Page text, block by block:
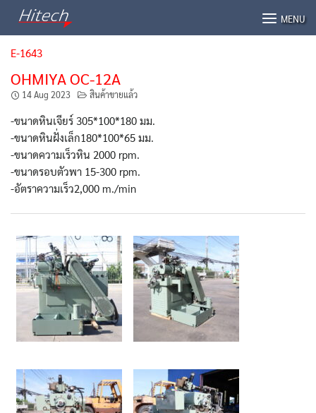
MENU
E-1643
OHMIYA OC-12A
14 Aug 2023 สินค้าขายแล้ว
-ขนาดหินเจียร์ 305*100*180 มม.
-ขนาดหินฝั่งเล็ก180*100*65 มม.
-ขนาดความเร็วหิน 2000 rpm.
-ขนาดรอบตัวพา 15-300 rpm.
-อัตราความเร็ว2,000 m./min